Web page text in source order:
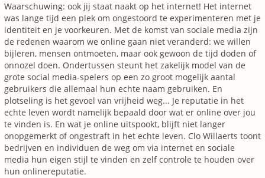
Waarschuwing: ook jij staat naakt op het internet! Het internet
was lange tijd een plek om ongestoord te experimenteren met je
identiteit en je voorkeuren. Met de komst van sociale media zijn
de redenen waarom we online gaan niet veranderd: we willen
bijleren, mensen ontmoeten, maar ook gewoon de tijd doden of
onnozel doen. Ondertussen steunt het zakelijk model van de
grote social media-spelers op een zo groot mogelijk aantal
gebruikers die allemaal hun echte naam gebruiken. En
plotseling is het gevoel van vrijheid weg... Je reputatie in het
echte leven wordt namelijk bepaald door wat er online over jou
te vinden is. En wat je online uitspookt, blijft niet langer
onopgemerkt of ongestraft in het echte leven. Clo Willaerts toont
bedrijven en individuen de weg om via internet en sociale
media hun eigen stijl te vinden en zelf controle te houden over
hun onlinereputatie.